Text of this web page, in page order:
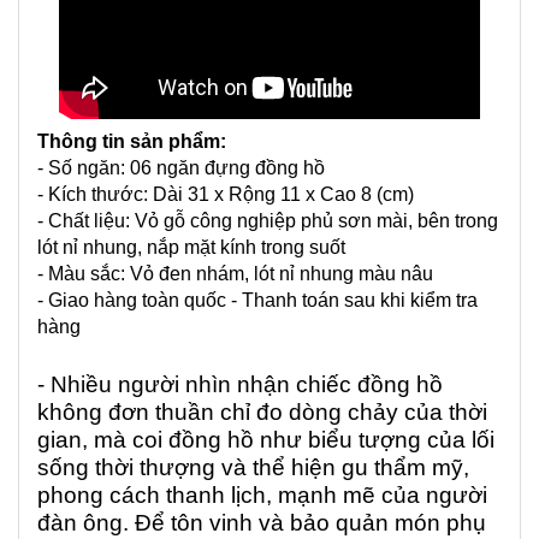
Thông tin sản phẩm:
- Số ngăn: 06 ngăn đựng đồng hồ
- Kích thước: Dài 31 x Rộng 11 x Cao 8 (cm)
- Chất liệu: Vỏ gỗ công nghiệp phủ sơn mài, bên trong
lót nỉ nhung, nắp mặt kính trong suốt
- Màu sắc: Vỏ đen nhám, lót nỉ nhung màu nâu
- Giao hàng toàn quốc - Thanh toán sau khi kiểm tra
hàng
- Nhiều người nhìn nhận chiếc đồng hồ
không đơn thuần chỉ đo dòng chảy của thời
gian, mà coi đồng hồ như biểu tượng của lối
sống thời thượng và thể hiện gu thẩm mỹ,
phong cách thanh lịch, mạnh mẽ của người
đàn ông. Để tôn vinh và bảo quản món phụ